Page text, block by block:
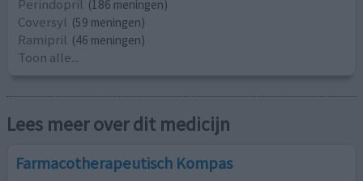
Perindopril (186 meningen)
Coversyl (59 meningen)
Ramipril (46 meningen)
Toon alle...
Lees meer over dit medicijn
Farmacotherapeutisch Kompas